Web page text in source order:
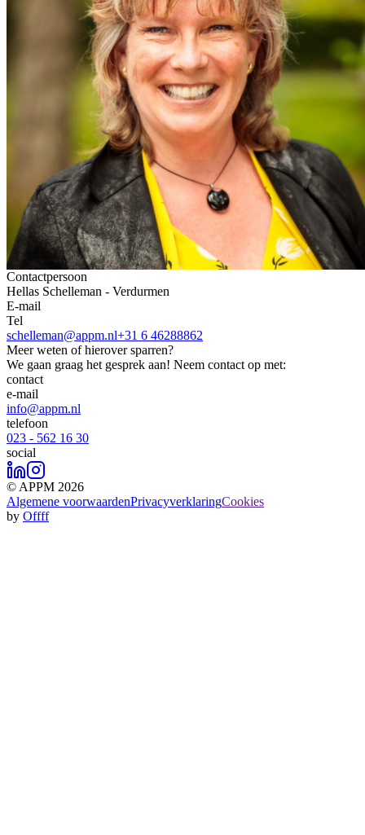
Contactpersoon
Hellas Schelleman - Verdurmen
E-mail
Tel
schelleman@appm.nl+31 6 46288862
Meer weten of hierover sparren?
We gaan graag het gesprek aan! Neem contact op met:
contact
e-mail
info@appm.nl
telefoon
023 - 562 16 30
social
© APPM 2026
Algemene voorwaardenPrivacyverklaringCookies
by Offff